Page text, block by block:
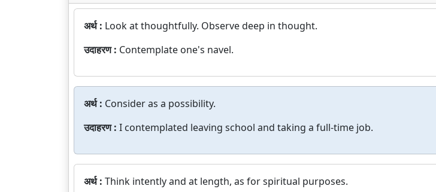
अर्थ : Look at thoughtfully. Observe deep in thought.
उदाहरण : Contemplate one's navel.
अर्थ : Consider as a possibility.
उदाहरण : I contemplated leaving school and taking a full-time job.
अर्थ : Think intently and at length, as for spiritual purposes.